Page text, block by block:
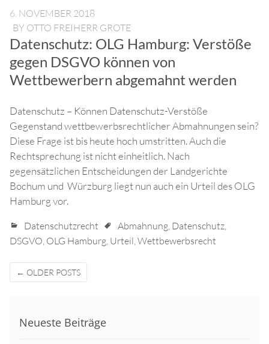
6. NOVEMBER 2018
BY OTTO FREIHERR GROTE
Datenschutz: OLG Hamburg: Verstöße
gegen DSGVO können von
Wettbewerbern abgemahnt werden
Datenschutz – Können Datenschutz-Verstöße
Gegenstand wettbewerbsrechtlicher Abmahnungen sein?
Diese Frage ist bis heute hoch umstritten. Auch die
Rechtsprechung ist nicht einheitlich. Nach
gegensätzlichen Entscheidungen der Landgerichte
Bochum und Würzburg liegt nun auch ein Urteil des OLG
Hamburg vor.
Datenschutzrecht Abmahnung, Datenschutz,
DSGVO, OLG Hamburg, Urteil,Wettbewerbsrecht
Posts
navigation
← OLDER POSTS
Neueste Beiträge